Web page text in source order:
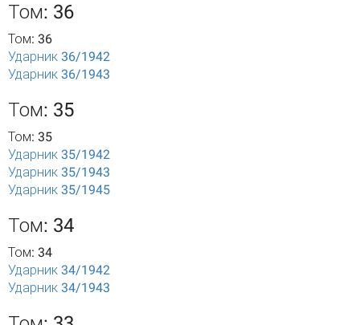
Том: 36
Том: 36
Ударник 36/1942
Ударник 36/1943
Том: 35
Том: 35
Ударник 35/1942
Ударник 35/1943
Ударник 35/1945
Том: 34
Том: 34
Ударник 34/1942
Ударник 34/1943